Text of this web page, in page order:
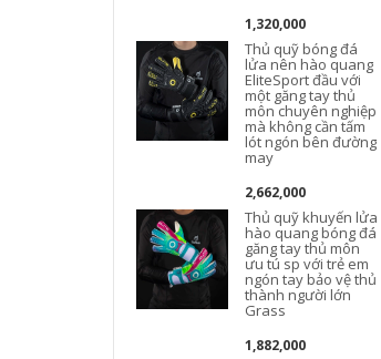
1,320,000
Thủ quỹ bóng đá
lửa nên hào quang
EliteSport đầu với
một găng tay thủ
môn chuyên nghiệp
mà không cần tấm
lót ngón bên đường
may
2,662,000
Thủ quỹ khuyến lửa
hào quang bóng đá
găng tay thủ môn
ưu tú sp với trẻ em
ngón tay bảo vệ thủ
thành người lớn
Grass
1,882,000